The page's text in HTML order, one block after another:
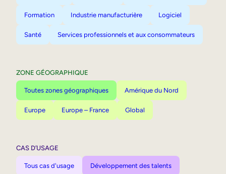
Formation Industrie manufacturière Logiciel
Santé Services professionnels et aux consommateurs
ZONE GÉOGRAPHIQUE
Toutes zones géographiques Amérique du Nord
Europe Europe – France Global
CAS D’USAGE
Tous cas d'usage Développement des talents